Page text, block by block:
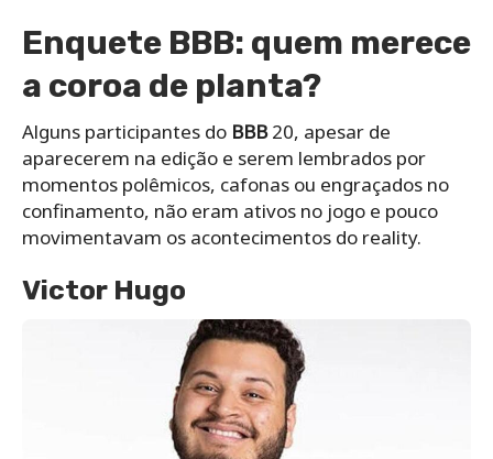
Enquete BBB: quem merece
a coroa de planta?
Alguns participantes do BBB20, apesar de
aparecerem na edição e serem lembrados por
momentos polêmicos, cafonas ou engraçados no
confinamento, não eram ativos no jogo e pouco
movimentavam os acontecimentos do reality.
Victor Hugo